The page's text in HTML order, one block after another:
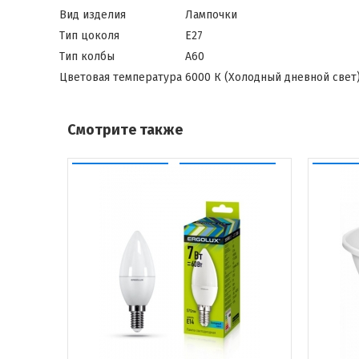
Вид изделия
Лампочки
Тип цоколя
Е27
Тип колбы
A60
Цветовая температура 6000 К (Холодный дневной
Смотрите также